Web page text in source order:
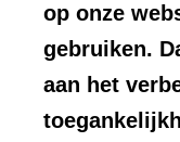
op onze
gebruiken.
aan het